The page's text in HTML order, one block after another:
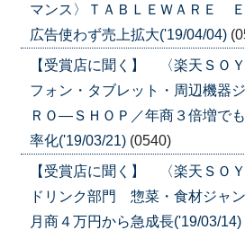
マンス〉ＴＡＢＬＥＷＡＲＥ
広告使わず売上拡大('19/04/04)
【受賞店に聞く】 〈楽天ＳＯ
フォン・タブレット・周辺機器
ＲＯ―ＳＨＯＰ／年商３倍増で
率化('19/03/21) (0540)
【受賞店に聞く】 〈楽天ＳＯ
ドリンク部門 惣菜・食材ジャ
月商４万円から急成長('19/03/14)